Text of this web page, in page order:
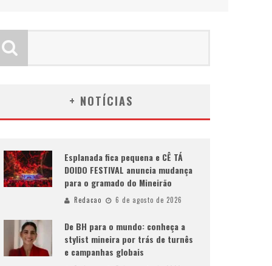
+ NOTÍCIAS
Esplanada fica pequena e CÊ TÁ
DOIDO FESTIVAL anuncia mudança
para o gramado do Mineirão
Redacao 6 de agosto de 2026
De BH para o mundo: conheça a
stylist mineira por trás de turnês
e campanhas globais